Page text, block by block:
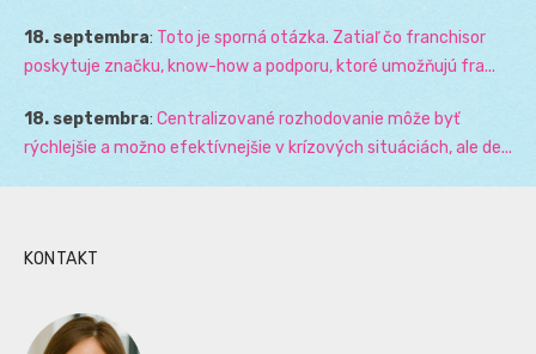
18. septembra: Toto je sporná otázka. Zatiaľ čo franchisor
poskytuje značku, know-how a podporu, ktoré umožňujú fra...
18. septembra: Centralizované rozhodovanie môže byť
rýchlejšie a možno efektívnejšie v krízových situáciách, ale de...
KONTAKT